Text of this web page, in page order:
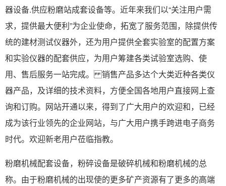
器设备.供应粉磨站成套设备等。近年来我们以“关注用户需
求，提供最大便利”为企业使命，拓宽了服务范围，除提供传
统的建材测试仪器外，还为用户提供全套实验室的配置方案
和实验仪器的配套供应，为用户筹建各类试验室选购、使
用、售后服务一站完成。 销售产品多达个大类近种各类仪
器产品，及详细的技术资料，方便全国各地用户直接网上查
询和订购。网站开通以来，得到了广大用户的欢迎和，已经
成为该行业领先的企业网站，与广大用户携手跨进电子商务
时代。欢迎新老用户莅临指教。
粉磨机械配套设备，粉碎设备是破碎机械和粉磨机械的总
称。由于粉磨机械的出现使的更多矿产资源有了更多的高端